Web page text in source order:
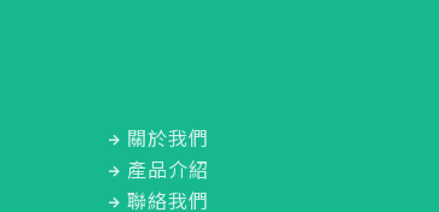
關於我們
產品介紹
聯絡我們